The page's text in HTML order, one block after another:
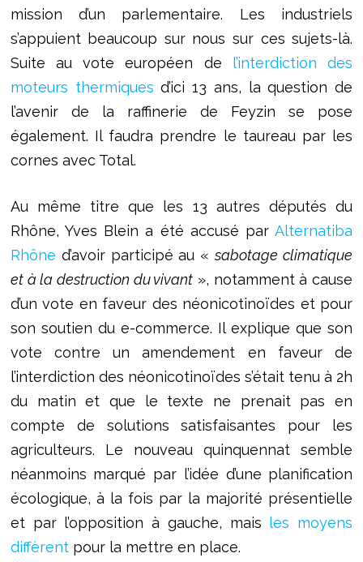
mission d’un parlementaire. Les industriels
s’appuient beaucoup sur nous sur ces sujets-là.
Suite au vote européen de
l’interdiction des
moteurs thermiques d’ici 13 ans, la question de
l’avenir de la raffinerie de Feyzin se pose
également. Il faudra prendre le taureau par les
cornes avec Total.
Au même titre que les 13 autres députés du
Rhône, Yves Blein a été accusé parAlternatiba
Rhône d’avoir participé au «sabotage climatique
et à la destruction du vivant », notamment à cause
d’un vote en faveur des néonicotinoïdes et pour
son soutien du e-commerce. Il explique que son
vote contre un amendement en faveur de
l’interdiction des néonicotinoïdes s’était tenu à 2h
du matin et que le texte ne prenait pas en
compte de solutions satisfaisantes pour les
agriculteurs. Le nouveau quinquennat semble
néanmoins marqué par l’idée d’une planification
écologique, à la fois par la majorité présentielle
et par l’opposition à gauche, mais
les moyens
diffèrentpour la mettre en place.